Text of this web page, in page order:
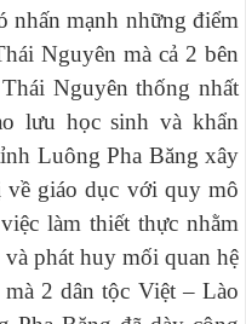
nhấn mạnh những điểm
Nguyên mà cả 2 bên
Nguyên thống nhất
lưu học sinh và khẩn
Luông Pha Băng xây
giáo dục với quy mô
làm thiết thực nhằm
phát huy mối quan hệ
2 dân tộc Việt – Lào